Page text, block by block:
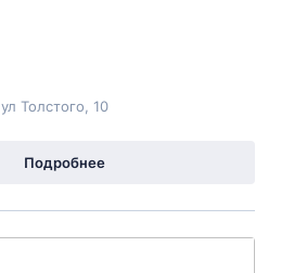
ул Толстого , 10
Подробнее